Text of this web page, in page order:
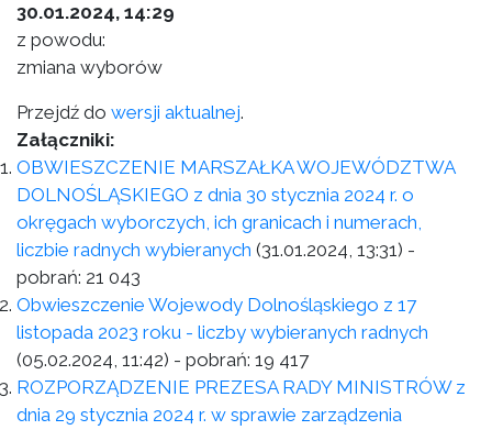
30.01.2024, 14:29
z powodu:
zmiana wyborów
Przejdź do wersji aktualnej.
Załączniki:
OBWIESZCZENIE MARSZAŁKA WOJEWÓDZTWA
DOLNOŚLĄSKIEGO z dnia 30 stycznia 2024 r. o
okręgach wyborczych, ich granicach i numerach,
liczbie radnych wybieranych (31.01.2024, 13:31) -
pobrań: 21 043
Obwieszczenie Wojewody Dolnośląskiego z 17
listopada 2023 roku - liczby wybieranych radnych
(05.02.2024, 11:42) - pobrań: 19 417
ROZPORZĄDZENIE PREZESA RADY MINISTRÓW z
dnia 29 stycznia 2024 r. w sprawie zarządzenia